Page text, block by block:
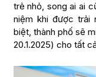
trẻ nhỏ, song ai ai
niệm khi được trải
biệt, thành phố sẽ
20.1.2025) cho tất